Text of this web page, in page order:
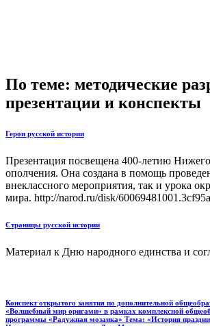
По теме: методические
презентации и конспекты
Герои русской истории
Презентация посвещена 400-летию
ополчения. Она создана в помощь
внеклассного мероприятия, так и урока
мира. http://narod.ru/disk/
Страницы русской истории
Материал к Дню народного единства и
Конспект открытого занятия по дополнительной
«Волшебный мир оригами» в рамках комплексной
программы «Радужная мозаика» Тема: «История